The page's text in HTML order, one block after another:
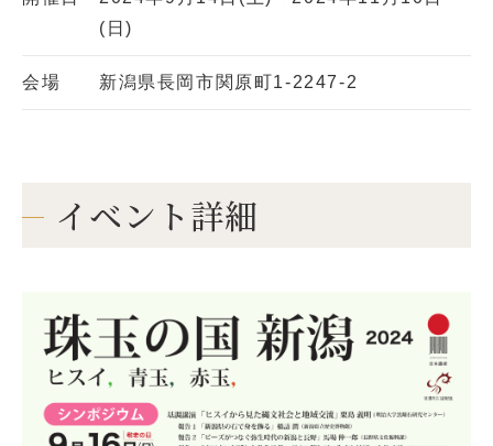
(日)
会場 新潟県長岡市関原町1-2247-2
イベント詳細